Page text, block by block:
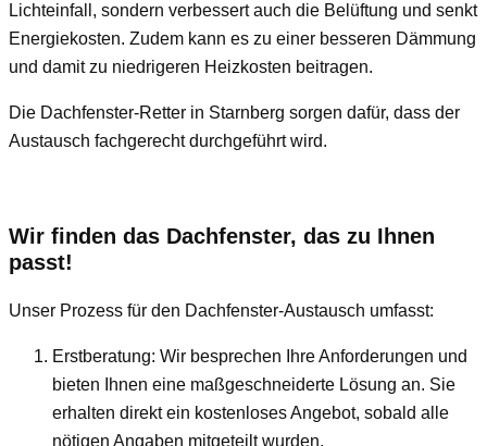
Lichteinfall, sondern verbessert auch die Belüftung und senkt
Energiekosten. Zudem kann es zu einer besseren Dämmung
und damit zu niedrigeren Heizkosten beitragen.
Die Dachfenster-Retter in Starnberg sorgen dafür, dass der
Austausch fachgerecht durchgeführt wird.
Wir finden das Dachfenster, das zu Ihnen
passt!
Unser Prozess für den Dachfenster-Austausch umfasst:
Erstberatung: Wir besprechen Ihre Anforderungen und
bieten Ihnen eine maßgeschneiderte Lösung an. Sie
erhalten direkt ein kostenloses Angebot, sobald alle
nötigen Angaben mitgeteilt wurden.